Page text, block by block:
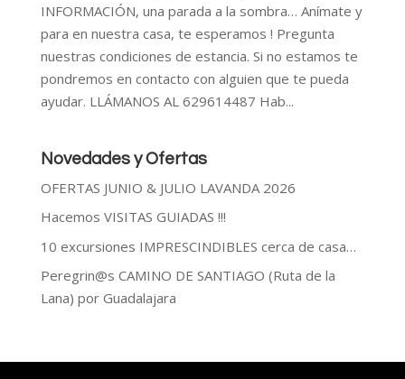
INFORMACIÓN, una parada a la sombra… Anímate y
para en nuestra casa, te esperamos ! Pregunta
nuestras condiciones de estancia. Si no estamos te
pondremos en contacto con alguien que te pueda
ayudar. LLÁMANOS AL 629614487 Hab...
Novedades y Ofertas
OFERTAS JUNIO & JULIO LAVANDA 2026
Hacemos VISITAS GUIADAS !!!
10 excursiones IMPRESCINDIBLES cerca de casa…
Peregrin@s CAMINO DE SANTIAGO (Ruta de la
Lana) por Guadalajara